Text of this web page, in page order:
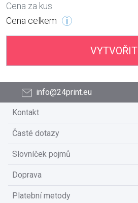
Cena za kus
Cena celkem
VYTVOŘIT
info@24print.eu
Kontakt
Časté dotazy
Slovníček pojmů
Doprava
Platební metody